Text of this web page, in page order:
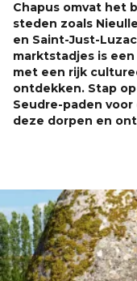
Chapus omvat het
steden zoals
en Saint-Just-
marktstadjes is
met een rijk
ontdekken. Stap
Seudre-paden
deze dorpen en